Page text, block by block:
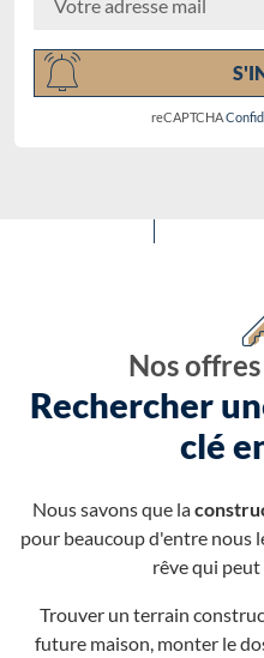
reCAPTCHA
Nos
Rechercher
clé
Nous savons que la
pour beaucoup d'entre nous
rêve qui
Trouver un terrain
future maison, monter le